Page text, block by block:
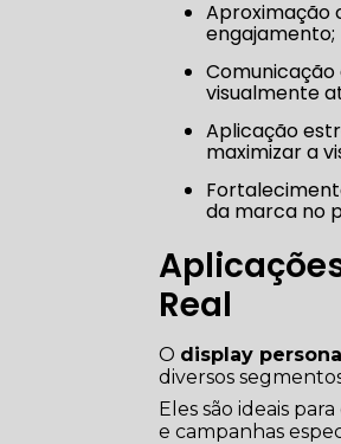
Aproximação com o cliente: cria uma experiência visual realista que desperta curiosidade e
engajamento;
Comunicação assertiva: apresenta mensagens promocionais de forma direta, clara e
visualmente
Aplicação estratégica: pode ser utilizado em eventos, lojas, feiras e lançamentos para
maximizar a
Fortalecimento da marca: valoriza a identidade visual da empresa e reforça o reconhecimento
da marca no
Real
O display
diversos
Eles são ideais
e campanhas